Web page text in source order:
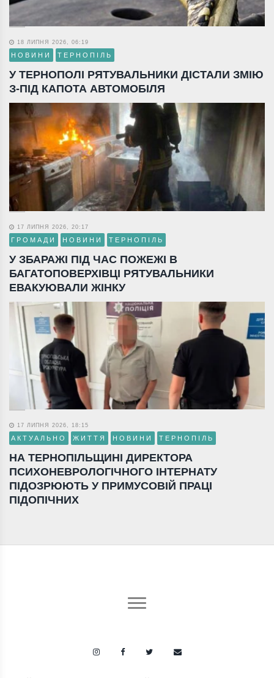
18 ЛИПНЯ 2026, 06:19
НОВИНИ ТЕРНОПІЛЬ
У ТЕРНОПОЛІ РЯТУВАЛЬНИКИ ДІСТАЛИ ЗМІЮ
З-ПІД КАПОТА АВТОМОБІЛЯ
17 ЛИПНЯ 2026, 20:17
ГРОМАДИ НОВИНИ ТЕРНОПІЛЬ
У ЗБАРАЖІ ПІД ЧАС ПОЖЕЖІ В
БАГАТОПОВЕРХІВЦІ РЯТУВАЛЬНИКИ
ЕВАКУЮВАЛИ ЖІНКУ
17 ЛИПНЯ 2026, 18:15
АКТУАЛЬНО ЖИТТЯ НОВИНИ ТЕРНОПІЛЬ
НА ТЕРНОПІЛЬЩИНІ ДИРЕКТОРА
ПСИХОНЕВРОЛОГІЧНОГО ІНТЕРНАТУ
ПІДОЗРЮЮТЬ У ПРИМУСОВІЙ ПРАЦІ
ПІДОПІЧНИХ